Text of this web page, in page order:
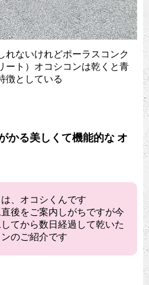
れないけれどポーラスコンク
ート）オコシコンは乾くと青
徴としている
かる美しくて機能的な オ
、オコシくんです
後をご案内しがちですが今
てから数日経過して乾いた
のご紹介です